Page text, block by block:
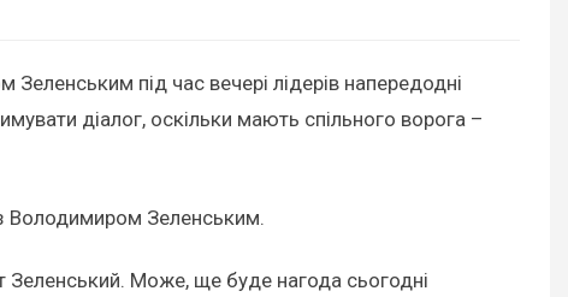
під час вечері лідерів напередодні
діалог, оскільки мають спільного ворога –
Володимиром Зеленським.
Зеленський. Може, ще буде нагода сьогодні